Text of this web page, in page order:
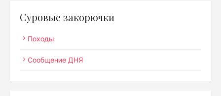
записям
Суровые закорючки
Походы
Сообщение ДНЯ